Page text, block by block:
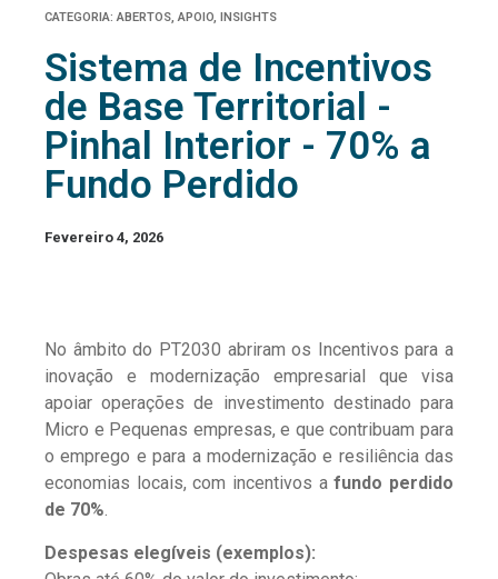
CATEGORIA:ABERTOS,APOIO, INSIGHTS
Sistema de Incentivos
de Base Territorial -
Pinhal Interior - 70% a
Fundo Perdido
Fevereiro 4, 2026
No âmbito do PT2030 abriram os Incentivos para a
inovação e modernização empresarial que visa
apoiar operações de investimento destinado para
Micro e Pequenas empresas, e que contribuam para
o emprego e para a modernização e resiliência das
economias locais, com incentivos afundo perdido
de 70%.
Despesas elegíveis (exemplos):